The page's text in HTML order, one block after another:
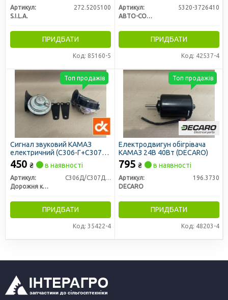
Артикул:
272.5205100
S.I.L.A.
ПРИДБАТИ
Код: 85160-5
Артикул:
5320-3726410
АВТО-СОЮЗ 88
ПРИДБАТИ
Код: 42537-4
Сигнал звуковий КАМАЗ
електричний (С306-Г+С307-Г,
комплект) (ДК)
450 ₴ в наявності
Артикул:
С306Д/С307Д-01
Дорожня карта
ПРИДБАТИ
Код: 35422-4
Топ продажів
Електродвигун обігрівача
КАМАЗ 24В 40Вт (DECARO)
795 ₴ в наявності
Артикул:
196.3730
DECARO
ПРИДБАТИ
Код: 48203-4
Топ продажів